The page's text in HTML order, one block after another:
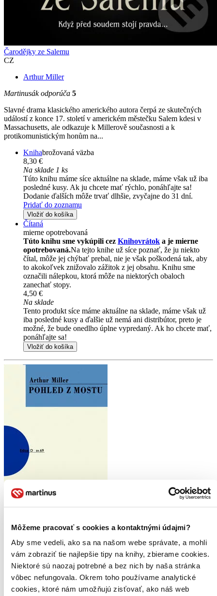
Môžeme pracovať s cookies a kontaktnými údajmi?
Aby sme vedeli, ako sa na našom webe správate, a mohli
vám zobraziť tie najlepšie tipy na knihy, zbierame cookies.
Niektoré sú naozaj potrebné a bez nich by naša stránka
vôbec nefungovala. Okrem toho používame analytické
cookies, ktoré nám umožňujú zisťovať, ako náš web
Čarodějky ze Salemu
CZ
Arthur Miller
Martinusák odporúča 5
Slavné drama klasického amerického autora čerpá ze skutečných
událostí z konce 17. století v americkém městečku Salem kdesi v
Massachusetts, ale odkazuje k Millerově současnosti a k
protikomunistickým honům na...
Knihabrožovaná väzba
8,30 €
Na sklade 1 ks
Túto knihu máme síce aktuálne na sklade, máme však už iba
posledné kusy. Ak ju chcete mať rýchlo, ponáhľajte sa!
Dodanie ďalších môže trvať dlhšie, zvyčajne do 31 dní.
Pridať do zoznamu
Vložiť do košíka
Čítaná
mierne opotrebovaná
Túto knihu sme vykúpili cez Knihovrátok a je mierne
opotrebovaná.Na tejto knihe už síce poznať, že ju niekto
čítal, môže jej chýbať prebal, nie je však poškodená tak, aby
to akokoľvek znižovalo zážitok z jej obsahu. Knihu sme
označili nálepkou, ktorá môže na niektorých obaloch
zanechať stopy.
4,50 €
Na sklade
Tento produkt síce máme aktuálne na sklade, máme však už
iba posledné kusy a ďalšie už nemá ani distribútor, preto je
možné, že bude onedlho úplne vypredaný. Ak ho chcete mať,
ponáhľajte sa!
Vložiť do košíka
Pohled z mostu
Svazek 69
Arthur Miller
Další z tragikomických her slavného dramatika nám ukáže, co se